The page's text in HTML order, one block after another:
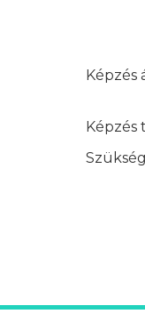
Képzés
Képzés